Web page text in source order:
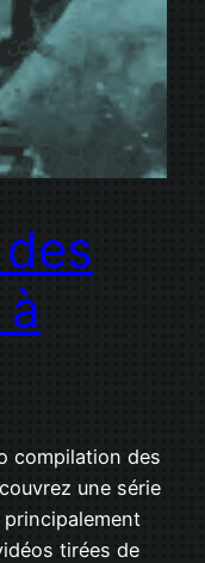
compilation des
une série
tirées de